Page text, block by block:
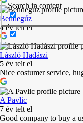
Search in content
Bendegúz
4 év telt el
László Hadászi
5 év telt el
Nice costumer service,
A Pavlic
7 év telt el
Good company to buy a